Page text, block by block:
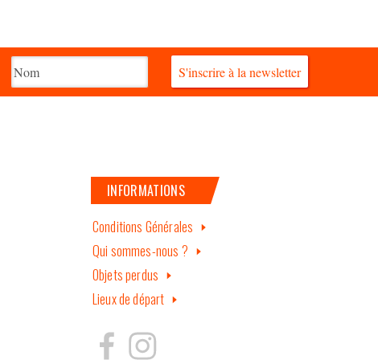
S'inscrire à la newsletter
INFORMATIONS
Conditions Générales
Qui sommes-nous ?
Objets perdus
Lieux de départ